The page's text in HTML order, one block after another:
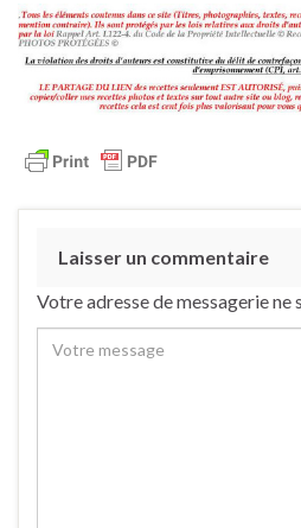
Laisser un commentaire
Votre adresse de messagerie ne